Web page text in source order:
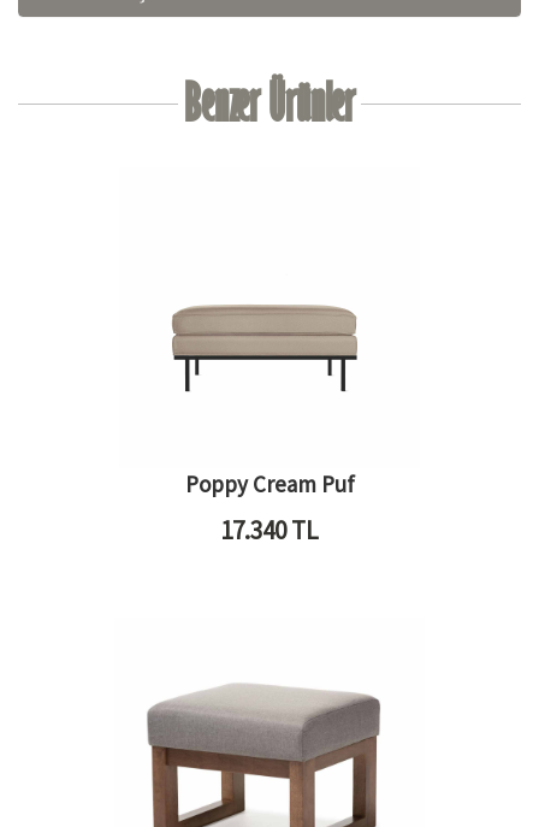
Benzer Ürünler
Poppy Cream Puf
17.340TL